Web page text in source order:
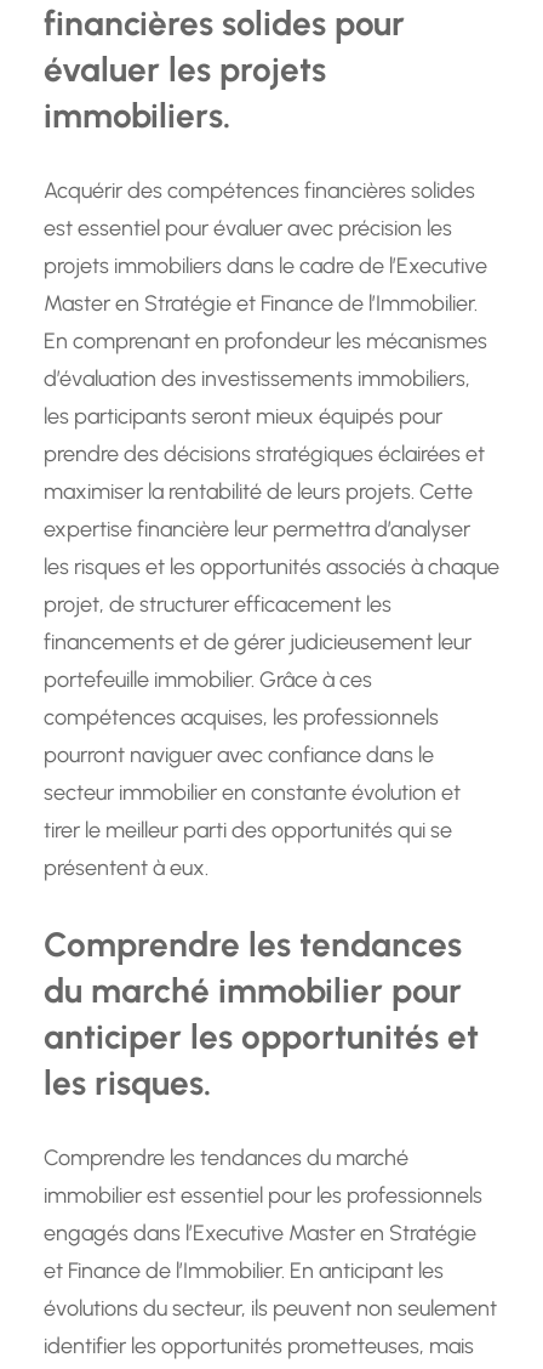
financières solides pour
évaluer les projets
immobiliers.
Acquérir des compétences financières solides
est essentiel pour évaluer avec précision les
projets immobiliers dans le cadre de l’Executive
Master en Stratégie et Finance de l’Immobilier.
En comprenant en profondeur les mécanismes
d’évaluation des investissements immobiliers,
les participants seront mieux équipés pour
prendre des décisions stratégiques éclairées et
maximiser la rentabilité de leurs projets. Cette
expertise financière leur permettra d’analyser
les risques et les opportunités associés à chaque
projet, de structurer efficacement les
financements et de gérer judicieusement leur
portefeuille immobilier. Grâce à ces
compétences acquises, les professionnels
pourront naviguer avec confiance dans le
secteur immobilier en constante évolution et
tirer le meilleur parti des opportunités qui se
présentent à eux.
Comprendre les tendances
du marché immobilier pour
anticiper les opportunités et
les risques.
Comprendre les tendances du marché
immobilier est essentiel pour les professionnels
engagés dans l’Executive Master en Stratégie
et Finance de l’Immobilier. En anticipant les
évolutions du secteur, ils peuvent non seulement
identifier les opportunités prometteuses, mais